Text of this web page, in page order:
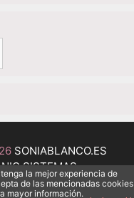
SONIABLANCO.ES
SISTEMAS
la mejor experiencia de
de las mencionadas
mayor información.